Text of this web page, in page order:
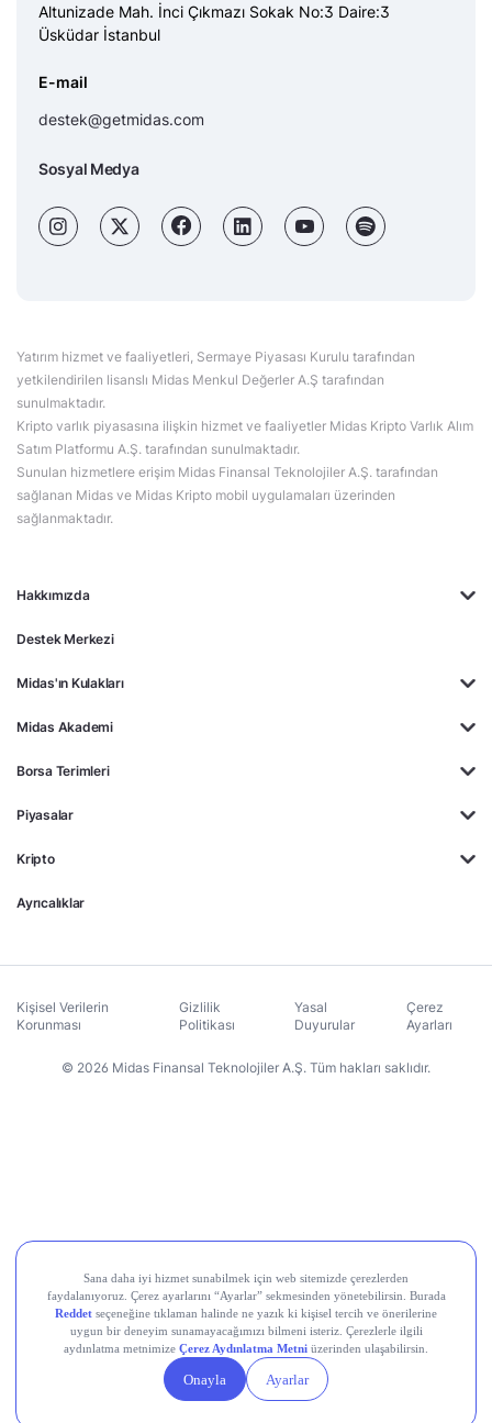
Hakkımızda
Destek Merkezi
Midas'ın Kulakları
Midas Akademi
Borsa Terimleri
Piyasalar
Kripto
Ayrıcalıklar
Altunizade Mah. İnci Çıkmazı Sokak No:3 Daire:3
Üsküdar İstanbul
E-mail
destek@getmidas.com
Sosyal Medya
Yatırım hizmet ve faaliyetleri, Sermaye Piyasası Kurulu tarafından
yetkilendirilen lisanslı Midas Menkul Değerler A.Ş tarafından
sunulmaktadır.
Kripto varlık piyasasına ilişkin hizmet ve faaliyetler Midas Kripto Varlık Alım
Satım Platformu A.Ş. tarafından sunulmaktadır.
Sunulan hizmetlere erişim Midas Finansal Teknolojiler A.Ş. tarafından
sağlanan Midas ve Midas Kripto mobil uygulamaları üzerinden
sağlanmaktadır.
© 2026 Midas Finansal Teknolojiler A.Ş. Tüm hakları saklıdır.
Kişisel Verilerin
Korunması
Gizlilik
Politikası
Yasal
Duyurular
Çerez
Ayarları